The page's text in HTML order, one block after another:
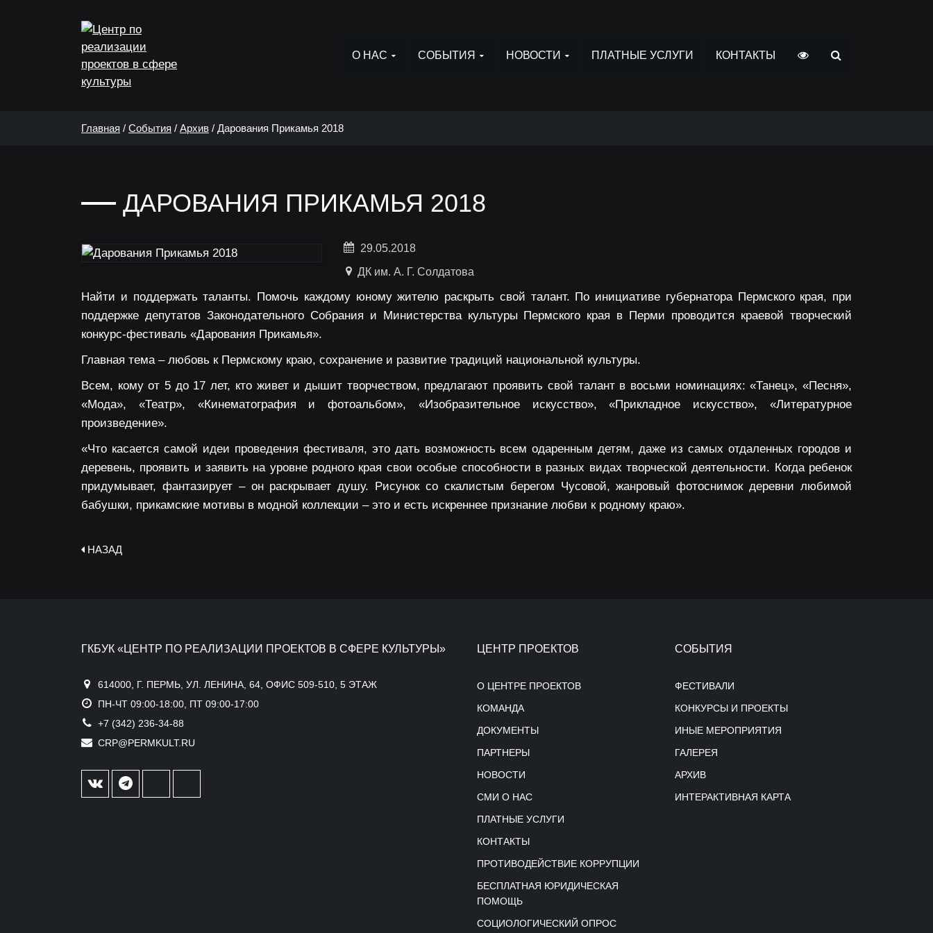
О НАС СОБЫТИЯ НОВОСТИ ПЛАТНЫЕ УСЛУГИ КОНТАКТЫ
Главная / События / Архив / Дарования Прикамья 2018
ДАРОВАНИЯ ПРИКАМЬЯ 2018
29.05.2018
ДК им. А. Г. Солдатова
Найти и поддержать таланты. Помочь каждому юному жителю раскрыть свой талант. По инициативе губернатора Пермского края, при
поддержке депутатов Законодательного Собрания и Министерства культуры Пермского края в Перми проводится краевой творческий
конкурс-фестиваль «Дарования Прикамья».
Главная тема – любовь к Пермскому краю, сохранение и развитие традиций национальной культуры.
Всем, кому от 5 до 17 лет, кто живет и дышит творчеством, предлагают проявить свой талант в восьми номинациях: «Танец», «Песня»,
«Мода», «Театр», «Кинематография и фотоальбом», «Изобразительное искусство», «Прикладное искусство», «Литературное
произведение».
«Что касается самой идеи проведения фестиваля, это дать возможность всем одаренным детям, даже из самых отдаленных городов и
деревень, проявить и заявить на уровне родного края свои особые способности в разных видах творческой деятельности. Когда ребенок
придумывает, фантазирует – он раскрывает душу. Рисунок со скалистым берегом Чусовой, жанровый фотоснимок деревни любимой
бабушки, прикамские мотивы в модной коллекции – это и есть искреннее признание любви к родному краю».
НАЗАД
ГКБУК «ЦЕНТР ПО РЕАЛИЗАЦИИ ПРОЕКТОВ В СФЕРЕ КУЛЬТУРЫ»
614000, Г. ПЕРМЬ, УЛ. ЛЕНИНА, 64, ОФИС 509-510, 5 ЭТАЖ
ПН-ЧТ 09:00-18:00, ПТ 09:00-17:00
+7 (342) 236-34-88
CRP@PERMKULT.RU
ЦЕНТР ПРОЕКТОВ
О ЦЕНТРЕ ПРОЕКТОВ
КОМАНДА
ДОКУМЕНТЫ
ПАРТНЕРЫ
НОВОСТИ
СМИ О НАС
ПЛАТНЫЕ УСЛУГИ
КОНТАКТЫ
ПРОТИВОДЕЙСТВИЕ КОРРУПЦИИ
БЕСПЛАТНАЯ ЮРИДИЧЕСКАЯ
ПОМОЩЬ
СОЦИОЛОГИЧЕСКИЙ ОПРОС
СОБЫТИЯ
ФЕСТИВАЛИ
КОНКУРСЫ И ПРОЕКТЫ
ИНЫЕ МЕРОПРИЯТИЯ
ГАЛЕРЕЯ
АРХИВ
ИНТЕРАКТИВНАЯ КАРТА